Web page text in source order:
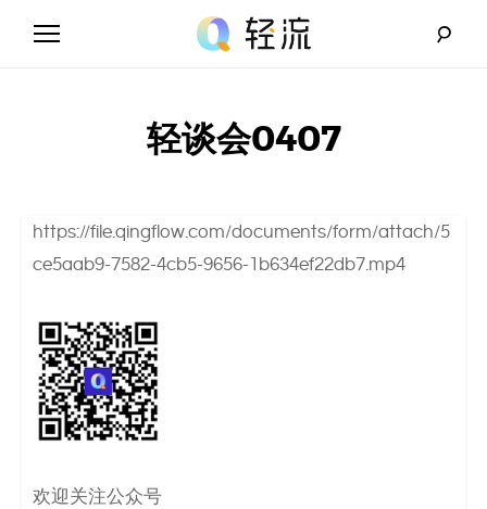
A
I
无
代
码
轻谈会0407
https://file.qingflow.com/documents/form/attach/5
ce5aab9-7582-4cb5-9656-1b634ef22db7.mp4
欢迎关注公众号